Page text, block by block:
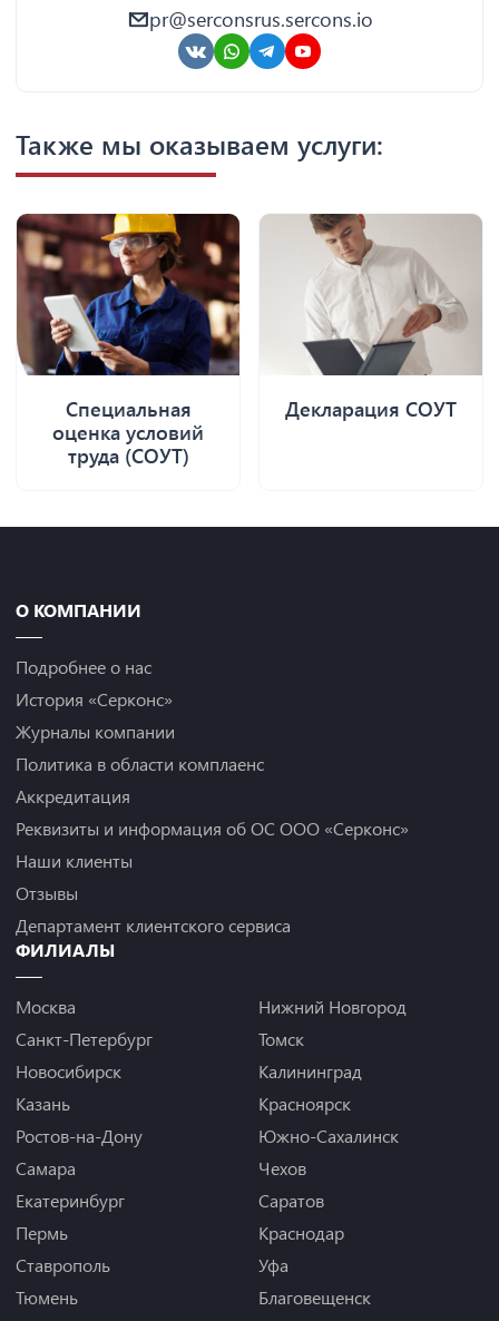
pr@serconsrus.sercons.io
Также мы оказываем услуги:
Специальная
оценка условий
труда (СОУТ)
Декларация СОУТ
О КОМПАНИИ
Подробнее о нас
История «Серконс»
Журналы компании
Политика в области комплаенс
Аккредитация
Реквизиты и информация об ОС ООО «Серконс»
Наши клиенты
Отзывы
Департамент клиентского сервиса
ФИЛИАЛЫ
Москва
Санкт-Петербург
Новосибирск
Казань
Ростов-на-Дону
Самара
Екатеринбург
Пермь
Ставрополь
Тюмень
Нижний Новгород
Томск
Калининград
Красноярск
Южно-Сахалинск
Чехов
Саратов
Краснодар
Уфа
Благовещенск